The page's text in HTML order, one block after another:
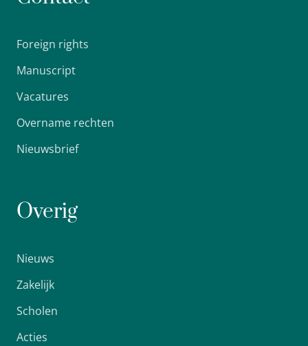
Foreign rights
Manuscript
Vacatures
Overname rechten
Nieuwsbrief
Overig
Nieuws
Zakelijk
Scholen
Acties